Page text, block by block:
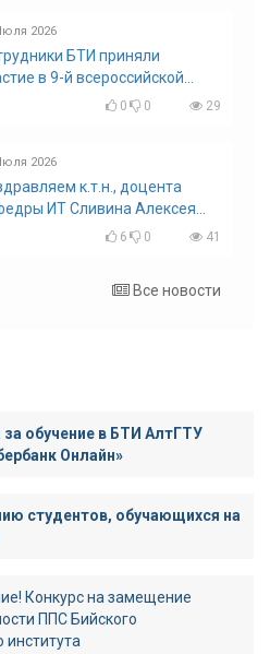
2026
БТИ приняли
в 9-й всероссийской
по задачам со
0 0 29
2026
к.т.н., доцента
ИТ Сливина Алексея
с юбилеем!
6 0 41
Все новости
за обучение в БТИ АлтГТУ
Онлайн»
студентов, обучающихся на
Конкурс на замещение
ППС Бийского
института